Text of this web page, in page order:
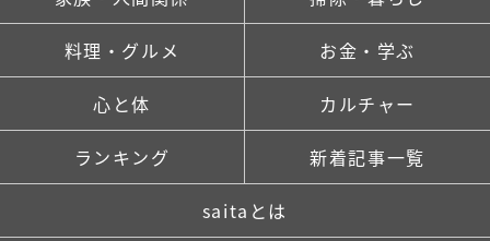
料理・グルメ お金・学ぶ
心と体 カルチャー
ランキング 新着記事一覧
saitaとは